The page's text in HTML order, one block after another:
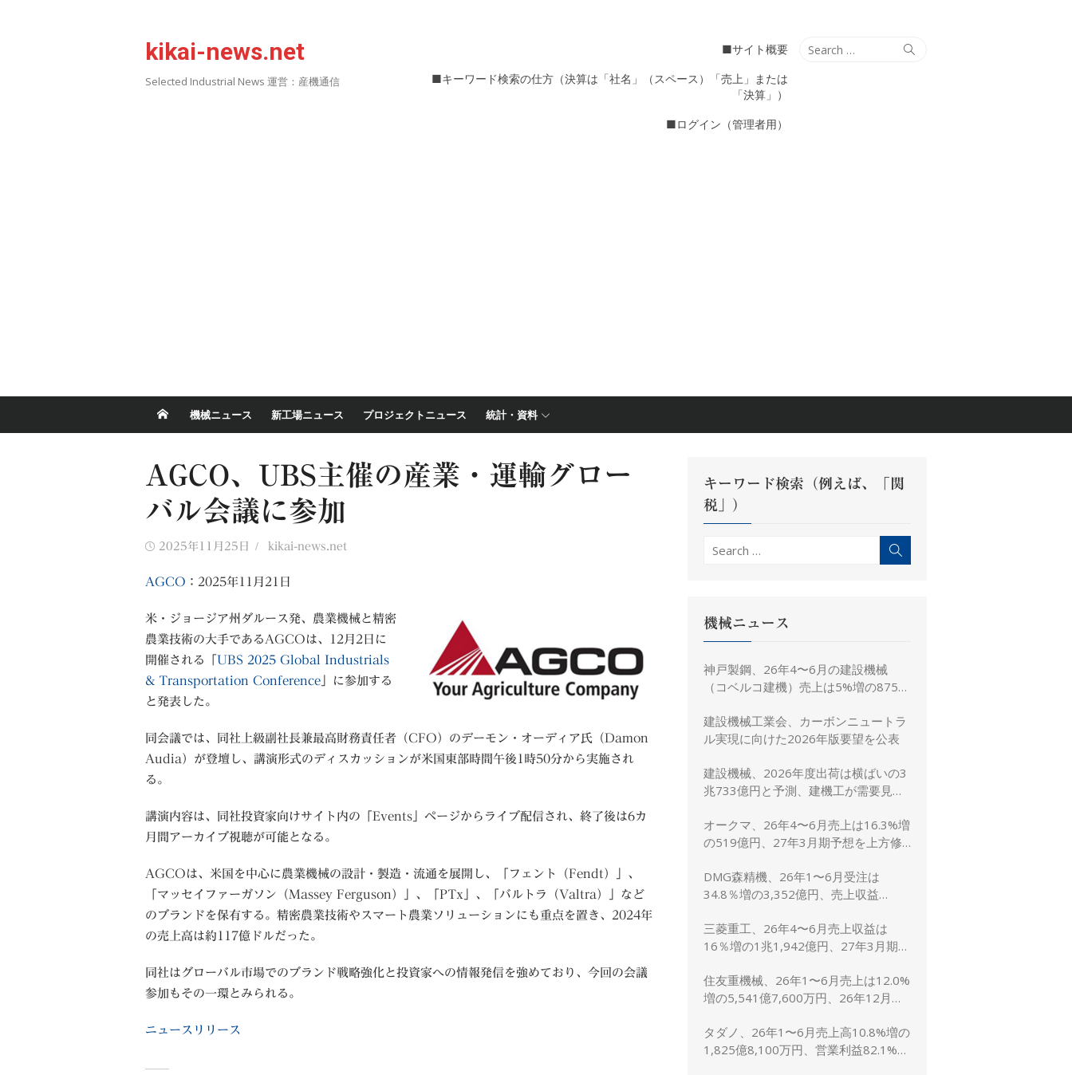
kikai-news.net
Selected Industrial News 運営：産機通信
Search
Search
■サイト概要
■キーワード検索の仕方（決算は「社名」（スペース）「売上」または
「決算」）
■ログイン（管理者用）
機械ニュース 新工場ニュース プロジェクトニュース 統計・資料
AGCO、UBS主催の産業・運輸グロー
バル会議に参加
Posted
2025年11月25日 Author
kikai-news.net
AGCO ：2025年11月21日
米・ジョージア州ダルース発、農業機械と精密
農業技術の大手であるAGCOは、12月2日に
開催される「 UBS 2025 Global Industrials
& Transportation Conference 」に参加する
と発表した。
同会議では、同社上級副社長兼最高財務責任者（CFO）のデーモン・オーディア氏（Damon
Audia）が登壇し、講演形式のディスカッションが米国東部時間午後1時50分から実施され
る。
講演内容は、同社投資家向けサイト内の「Events」ページからライブ配信され、終了後は6カ
月間アーカイブ視聴が可能となる。
AGCOは、米国を中心に農業機械の設計・製造・流通を展開し、「フェント（Fendt）」、
「マッセイファーガソン（Massey Ferguson）」、「PTx」、「バルトラ（Valtra）」など
のブランドを保有する。精密農業技術やスマート農業ソリューションにも重点を置き、2024年
の売上高は約117億ドルだった。
同社はグローバル市場でのブランド戦略強化と投資家への情報発信を強めており、今回の会議
参加もその一環とみられる。
ニュースリリース
キーワード検索（例えば、「関
税」）
Search
機械ニュース
神戸製鋼、26年4〜6月の建設機械
（コベルコ建機）売上は5%増の875億
に修正
建設機械工業会、カーボンニュートラ
ル実現に向けた2026年版要望を公表
建設機械、2026年度出荷は横ばいの3
兆733億円と予測、建機工が需要見通
オークマ、26年4〜6月売上は16.3%増
の519億円、27年3月期予想を上方修
DMG森精機、26年1〜6月受注は
34.8％増の3,352億円、売上収益
三菱重工、26年4〜6月売上収益は
16％増の1兆1,942億円、27年3月期予
住友重機械、26年1〜6月売上は12.0%
増の5,541億7,600万円、26年12月期
修正
タダノ、26年1〜6月売上高10.8%増の
1,825億8,100万円、営業利益82.1%増